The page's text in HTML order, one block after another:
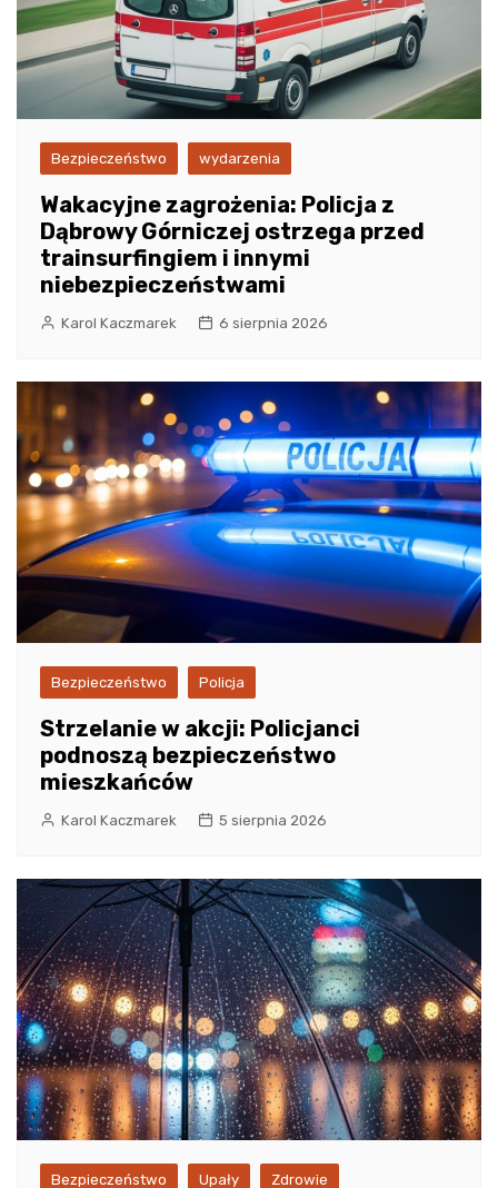
Bezpieczeństwo wydarzenia
Wakacyjne zagrożenia: Policja z
Dąbrowy Górniczej ostrzega przed
trainsurfingiem i innymi
niebezpieczeństwami
Karol Kaczmarek 6 sierpnia 2026
Bezpieczeństwo Policja
Strzelanie w akcji: Policjanci
podnoszą bezpieczeństwo
mieszkańców
Karol Kaczmarek 5 sierpnia 2026
Bezpieczeństwo Upały Zdrowie